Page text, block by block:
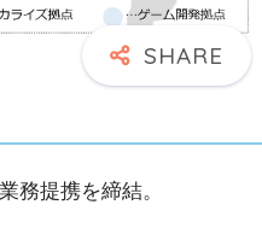
務提携を締結。